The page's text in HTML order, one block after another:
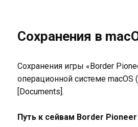
Сохранения в
Сохранения игры «Border
операционной системе macOS
[Documents].
Путь к сейвам Border Pioneer